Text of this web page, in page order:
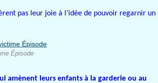
pas leur joie à l’idée de pouvoir regarnir un
Épisode
amènent leurs enfants à la garderie ou au